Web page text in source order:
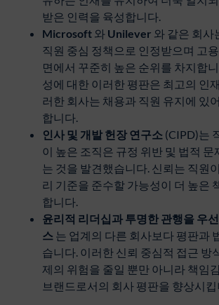
받은 인력을 육성합니다.
Microsoft 와 Unilever 와 같은 회사
직원 중심 정책으로 인정받으며 고
면에서 꾸준히 높은 순위를 차지합
성에 대한 이러한 평판은 최고의 인
러한 회사는 채용과 직원 유지에 있
합니다.
인사 및 개발 헌장 연구소 (CIPD)는
이 높은 조직은 규정 위반 및 법적 문
는 것을 발견했습니다. 신뢰는 직원
리 기준을 준수할 가능성이 더 높은
합니다.
윤리적 리더십과 투명한 관행을 우
스 는 업계의 다른 회사보다 평판과
습니다. 이러한 신뢰 중심적 접근 방
제의 위험을 줄일 뿐만 아니라 책임
브랜드로서의 회사 평판을 향상시킵